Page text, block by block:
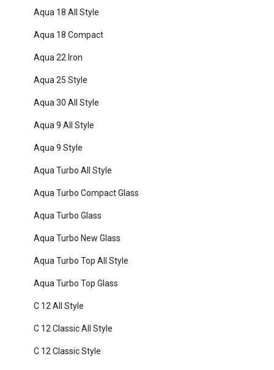
Aqua 18 All Style
Aqua 18 Compact
Aqua 22 Iron
Aqua 25 Style
Aqua 30 All Style
Aqua 9 All Style
Aqua 9 Style
Aqua Turbo All Style
Aqua Turbo Compact Glass
Aqua Turbo Glass
Aqua Turbo New Glass
Aqua Turbo Top All Style
Aqua Turbo Top Glass
C 12 All Style
C 12 Classic All Style
C 12 Classic Style